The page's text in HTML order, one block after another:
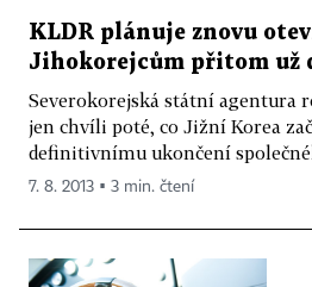
KLDR plánuje znovu
Jihokorejcům přitom už
Severokorejská státní agentura
jen chvíli poté, co Jižní Korea
definitivnímu ukončení
7. 8. 2013 ▪ 3 min. čtení